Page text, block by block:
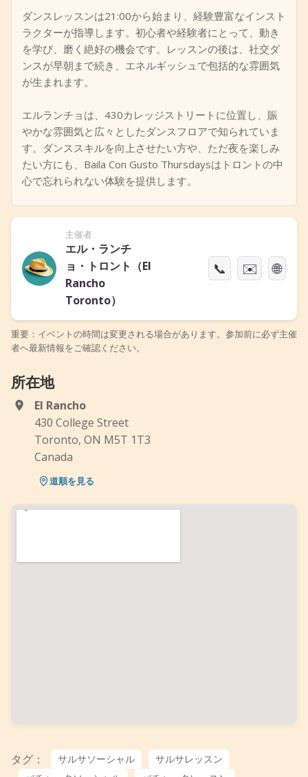
ダンスレッスンは21:00から始まり、経験豊富なインスト
ラクターが指導します。初心者や経験者にとって、動き
を学び、磨く絶好の機会です。レッスンの後は、社交ダ
ンスが早朝まで続き、エネルギッシュで包括的な雰囲気
が生まれます。
エルランチョは、430カレッジストリートに位置し、賑
やかな雰囲気と広々としたダンスフロアで知られていま
す。ダンススキルを向上させたい方や、ただ夜を楽しみ
たい方にも、Baila Con Gusto Thursdaysはトロントの中
心で忘れられない体験を提供します。
主催者
エル・ランチ
ョ・トロント（El
Rancho
Toronto）
📞 ✉️ 🌐
重要：イベントの時間は変更される場合があります。参加前に必ず主催
者へ最新情報をご確認ください。
所在地
El Rancho
430 College Street
Toronto, ON M5T 1T3
Canada
道順を見る
タグ： サルサソーシャル
サルサレッスン